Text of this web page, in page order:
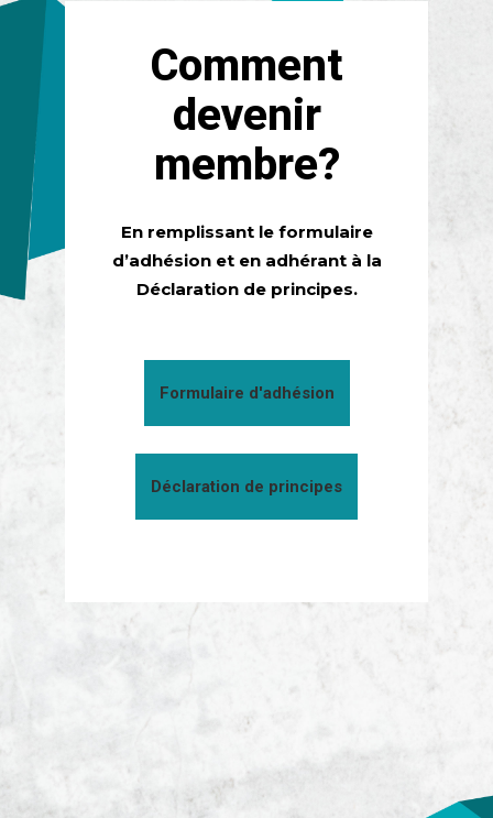
Comment
devenir
membre?
En remplissant le formulaire
d’adhésion et en adhérant à la
Déclaration de principes.
Formulaire d'adhésion
Déclaration de principes